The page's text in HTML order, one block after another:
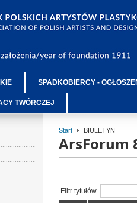
SPADKOBIERCY -
TWÓRCZEJ
Start BIULETYN
ArsForum
Filtr tytułów